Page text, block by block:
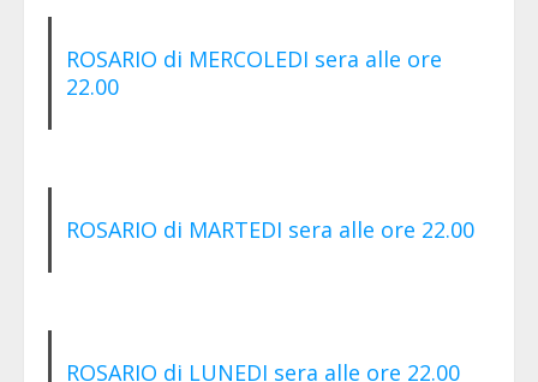
ROSARIO di MERCOLEDI sera alle ore
22.00
ROSARIO di MARTEDI sera alle ore 22.00
ROSARIO di LUNEDI sera alle ore 22.00